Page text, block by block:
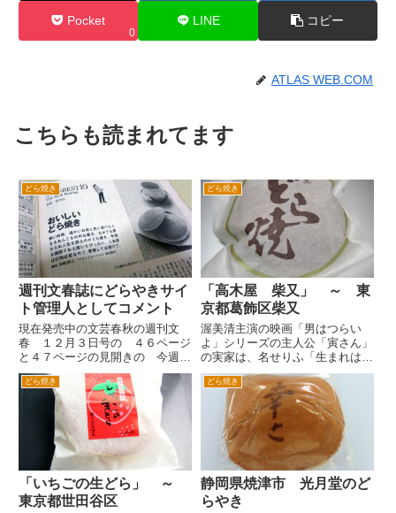
Pocket
0
LINE コピー
ATLAS WEB.COM
こちらも読まれてます
どら焼き
週刊文春誌にどらやきサイ
ト管理人としてコメント
現在発売中の文芸春秋の週刊文
春 １２月３日号の ４６ページ
と４７ページの見開きの 今週の
BEST10 という連載コーナーの
第７３回目 おいしいどらやき
という特集で、僕のコメントを一
部掲載していただきました。 毎
週いろいろなことやものをその...
どら焼き
「高木屋 柴又」 ～ 東
京都葛飾区柴又
渥美清主演の映画「男はつらい
よ」シリーズの主人公「寅さん」
の実家は、名せりふ「生まれは、
葛飾柴又・・・」とあります。
その寅さんの実家のお団子屋さん
の屋号は、映画の中では「とら
や」となっていますが、実際にモ
デルとなったお団子屋さんは、柴
又帝...
どら焼き
「いちごの生どら」 ～
東京都世田谷区
どら焼き
静岡県焼津市 光月堂のど
らやき